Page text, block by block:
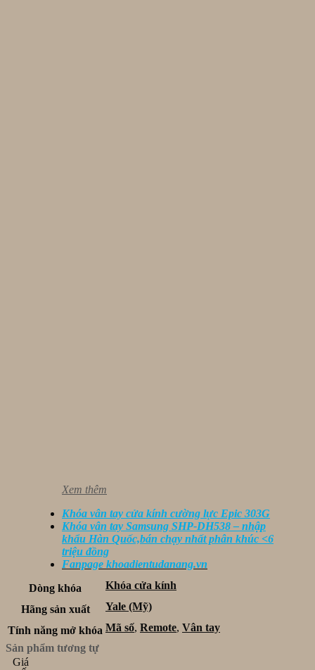
Xem thêm
Khóa vân tay cửa kính cường lực Epic 303G
Khóa vân tay Samsung SHP-DH538 – nhập
khẩu Hàn Quốc,bán chạy nhất phân khúc <6
triệu đồng
Fanpage khoadientudanang.vn
Dòng khóa
Khóa cửa kính
Hãng sản xuất
Yale (Mỹ)
Tính năng mở khóa Mã số, Remote, Vân tay
Sản phẩm tương tự
Giá